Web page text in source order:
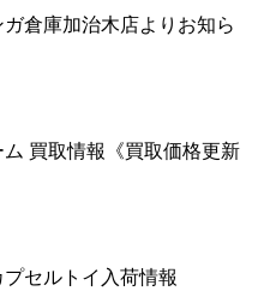
ガ倉庫加治木店よりお知ら
ム 買取情報《買取価格更新
プセルトイ入荷情報